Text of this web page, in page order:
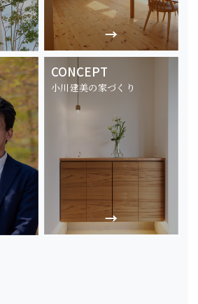
CONCEPT
小川建美の家づくり